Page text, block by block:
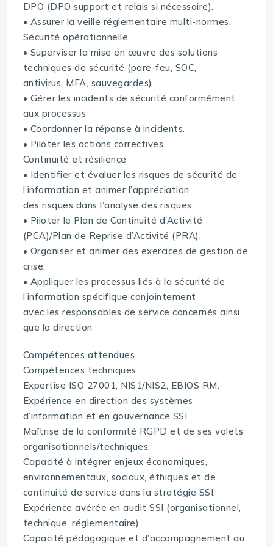
DPO (DPO support et relais si nécessaire).
• Assurer la veille réglementaire multi-normes.
Sécurité opérationnelle
• Superviser la mise en œuvre des solutions
techniques de sécurité (pare-feu, SOC,
antivirus, MFA, sauvegardes).
• Gérer les incidents de sécurité conformément
aux processus
• Coordonner la réponse à incidents.
• Piloter les actions correctives.
Continuité et résilience
• Identifier et évaluer les risques de sécurité de
l’information et animer l’appréciation
des risques dans l’analyse des risques
• Piloter le Plan de Continuité d’Activité
(PCA)/Plan de Reprise d’Activité (PRA).
• Organiser et animer des exercices de gestion de
crise.
• Appliquer les processus liés à la sécurité de
l’information spécifique conjointement
avec les responsables de service concernés ainsi
que la direction
Compétences attendues
Compétences techniques
Expertise ISO 27001, NIS1/NIS2, EBIOS RM.
Expérience en direction des systèmes
d’information et en gouvernance SSI.
Maîtrise de la conformité RGPD et de ses volets
organisationnels/techniques.
Capacité à intégrer enjeux économiques,
environnementaux, sociaux, éthiques et de
continuité de service dans la stratégie SSI.
Expérience avérée en audit SSI (organisationnel,
technique, réglementaire).
Capacité pédagogique et d’accompagnement au